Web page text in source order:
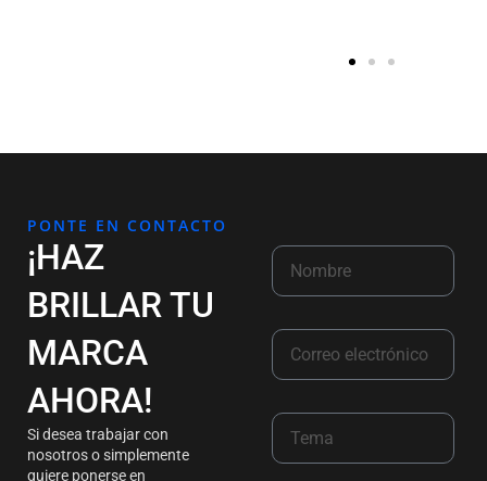
PONTE EN CONTACTO
¡HAZ
BRILLAR TU
MARCA
AHORA!
Si desea trabajar con
nosotros o simplemente
quiere ponerse en